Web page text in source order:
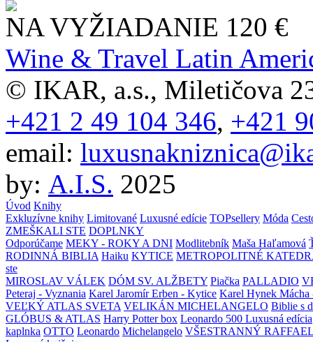
NA VYŽIADANIE 120 €
Wine & Travel Latin
© IKAR, a.s., Miletičova
+421 2 49 104 346, +421
email:
by: A.I.S. 2025
Úvod Knihy
Exkluzívne knihy Limitované Luxusné edície TOPsellery Móda
ZMEŠKALI STE DOPLNKY
Odporúčame MEKY - ROKY A DNI Modlitebník Maša Haľamová
RODINNÁ BIBLIA Haiku KYTICE METROPOLITNÉ
ste
MIROSLAV VÁLEK DÓM SV. ALŽBETY Piačka PALLADIO
Peteraj - Vyznania Karel Jaromír Erben - Kytice Karel Hynek Mácha
VEĽKÝ ATLAS SVETA VELIKÁN MICHELANGELO Biblie s
GLÓBUS & ATLAS Harry Potter box Leonardo 500 Luxusná edícia
kaplnka OTTO Leonardo Michelangelo VŠESTRANNÝ